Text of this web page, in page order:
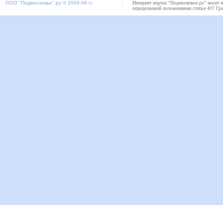
ООО "Подмосковье" .ру © 2006-08 гг.
Интернет портал "Подмосковье.ру" носит
определяемой положениями статьи 437